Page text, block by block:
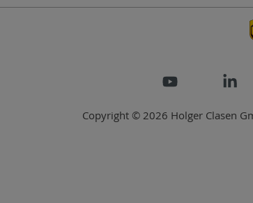
Copyright © 2026 Holger Clasen